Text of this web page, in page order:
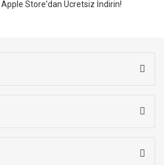
Store'dan Ücretsiz İndirin!